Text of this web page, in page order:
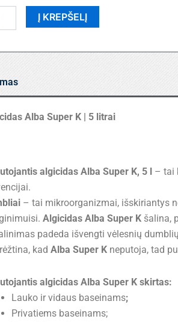
Į KREPŠELĮ
Alba Super K | 5 litrai
algicidas Alba Super K, 5 l – tai
– tai mikroorganizmai, išskiriantys
Algicidas Alba Super K šalina,
padeda išvengti vėlesnių
kad Alba Super K neputoja, tad
algicidas Alba Super K skirtas:
Lauko ir vidaus baseinams;
Privatiems baseinams;